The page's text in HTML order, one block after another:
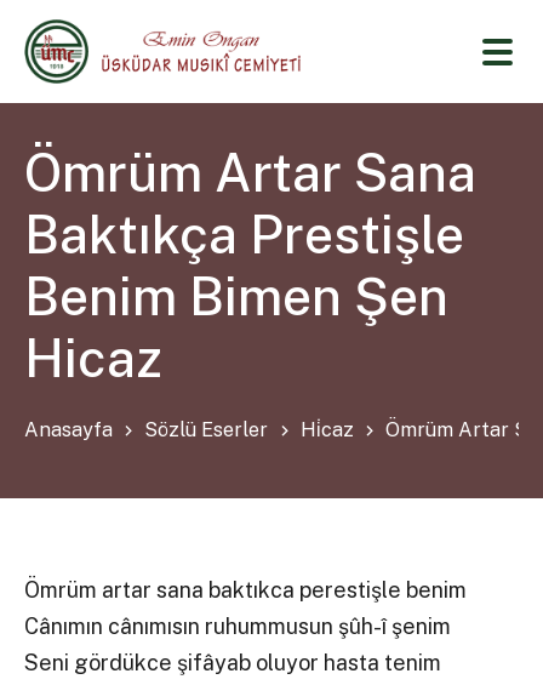
Ömrüm Artar Sana
Baktıkça Prestişle
Benim Bimen Şen
Hicaz
Anasayfa Sözlü Eserler Hi̇caz Ömrüm Artar
Ömrüm artar sana baktıkca perestişle benim
Cânımın cânımısın ruhummusun şûh-î şenim
Seni gördükce şifâyab oluyor hasta tenim